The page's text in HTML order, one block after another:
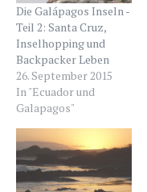
Die Galápagos Inseln -
Teil 2: Santa Cruz,
Inselhopping und
Backpacker Leben
26. September 2015
In "Ecuador und
Galapagos"